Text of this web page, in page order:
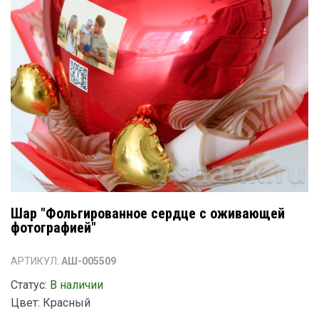
Шар "Фольгированное сердце с оживающей
фотографией"
АРТИКУЛ: АШ-005509
Статус: В наличии
Цвет: Красный